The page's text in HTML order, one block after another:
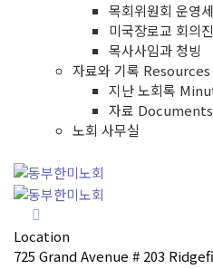
목회위원회 운영
미국장로교 회의
목사사임과 청빙
자료와 기록 Resources
지난 노회록
자료 Documents
노회 사무실
Location
725 Grand Avenue # 203